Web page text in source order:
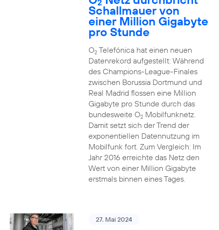
2
Schallmauer von
einer Million Gigabyte
pro Stunde
O2Telefónica hat einen neuen
Datenrekord aufgestellt: Während
des Champions-League-Finales
zwischen Borussia Dortmund und
Real Madrid flossen eine Million
Gigabyte pro Stunde durch das
bundesweite O2Mobilfunknetz.
Damit setzt sich der Trend der
exponentiellen Datennutzung im
Mobilfunk fort. Zum Vergleich: Im
Jahr 2016 erreichte das Netz den
Wert von einer Million Gigabyte
erstmals binnen eines Tages.
27. Mai 2024